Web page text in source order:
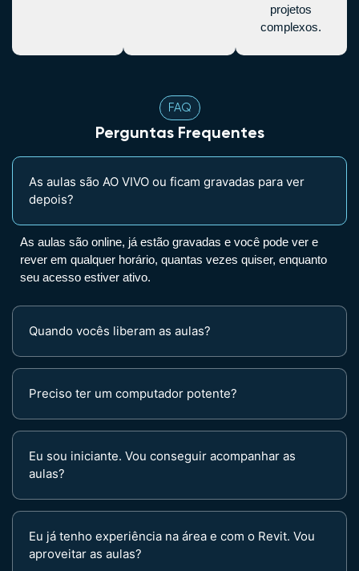
projetos
complexos.
FAQ
Perguntas Frequentes
As aulas são AO VIVO ou ficam gravadas para ver
depois?
As aulas são online, já estão gravadas e você pode ver e
rever em qualquer horário, quantas vezes quiser, enquanto
seu acesso estiver ativo.
Quando vocês liberam as aulas?
Preciso ter um computador potente?
Eu sou iniciante. Vou conseguir acompanhar as
aulas?
Eu já tenho experiência na área e com o Revit. Vou
aproveitar as aulas?